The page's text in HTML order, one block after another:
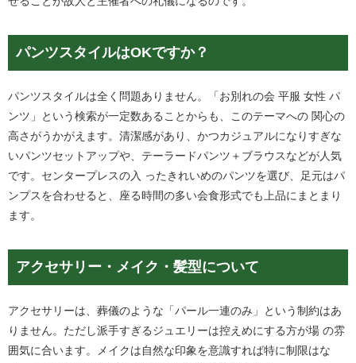
パンツスタイルはOKですか？
パンツスタイルは全く問題ありません。「お別れの会 平服 女性 パ
ンツ」という検索が一定数あることからも、このテーマへの 関心の
高さがうかがえます。清潔感があり、かつカジュアルになりすぎな
いパンツセットアップや、テーラードパンツ＋ブラウスなどが人気
です。センタープレスの入 ったきれいめのパンツを選び、足元はパ
ンプスを合わせると、座る時間の多い会食形式でも上品にまとまり
ます。
アクセサリー・メイク・髪型について
アクセサリーは、葬儀のような「パール一連のみ」という制約はあ
りません。ただし派手すぎるジュエリーは控えめにする方が場 の雰
囲気に合います。メイクは自然な印象を意識すれば特に制限はな